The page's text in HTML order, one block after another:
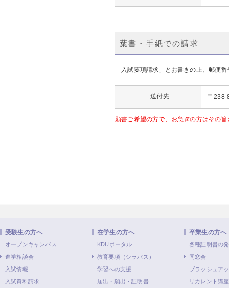
葉書・手紙での請求
「入試要項請求」とお書きの上、郵便
送付先 〒
願書ご希望の方で、お急ぎの方はその
受験生の方へ
オープンキャンパス
進学相談会
入試情報
入試資料請求
在学生の方へ
KDUポータル
教育要項（シラバス）
学習への支援
届出・願出・証明書
卒業生の方へ
各種証明書の
同窓会
ブラッシュア
リカレント講座